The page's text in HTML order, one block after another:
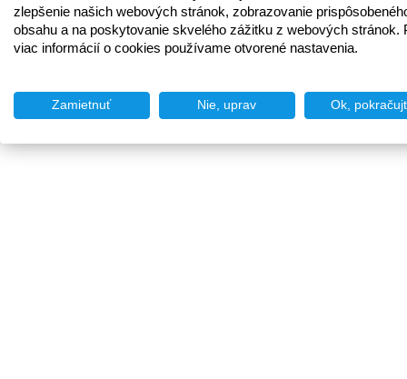
zlepšenie našich webových stránok, zobrazovanie
obsahu a na poskytovanie skvelého zážitku z webových stránok.
viac informácií o cookies používame otvorené nastavenia.
Zamietnuť Nie, uprav Ok,